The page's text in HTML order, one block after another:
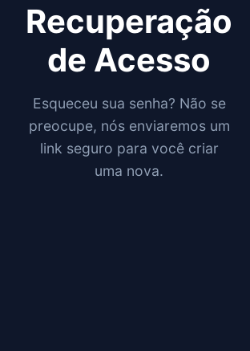
Recuperação
de Acesso
Esqueceu sua senha? Não se
preocupe, nós enviaremos um
link seguro para você criar
uma nova.